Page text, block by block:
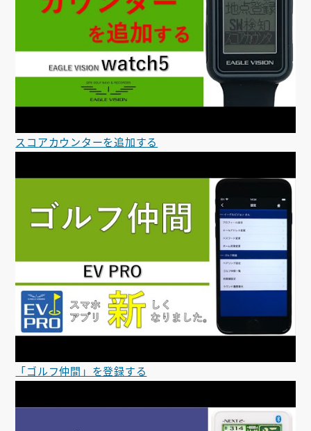
スコアカウンターを追加する
「ゴルフ仲間」を登録する